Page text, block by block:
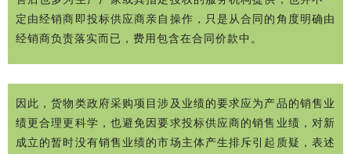
定由经销商即投标供应商亲自操作，只是从合同的角度明确由
经销商负责落实而已，费用包含在合同价款中。
因此，货物类政府采购项目涉及业绩的要求应为产品的销售业
绩更合理更科学，也避免因要求投标供应商的销售业绩，对新
成立的暂时没有销售业绩的市场主体产生排斥引起质疑，表述